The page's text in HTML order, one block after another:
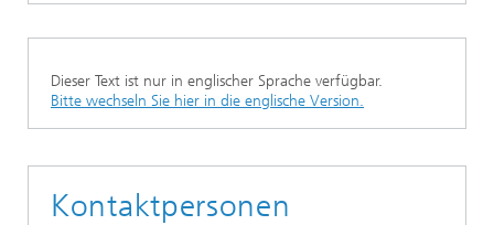
Kommunikation & Netze
Photonische Komponenten & Systeme
Kuratorium
Ethikkommission
Forschungsfabrik Mikroelektronik Deutschland (FMD)
Geschichte des HHI
5G, Fiber and Beyond
Künstliche Intelligenz
Industrie
Technologie und Infrastruktur
Faseroptische Sensorsysteme
2023
2022
2020
WEITERE INFOS ZUM FRAUNHOFER HHI ALS ARBEITGEBER
STARTUPS AT HHI
TIME LAB
Dieser Text ist nur in englischer Sprache verfügbar.
Bitte wechseln Sie hier in die englische Version.
Kontaktpersonen